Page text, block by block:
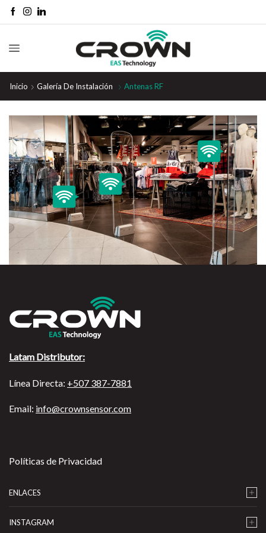
Inicio Galería De Instalación Antenas RF
Latam Distributor:
Línea Directa: +507 387-7881
Email: info@crownsensor.com
Políticas de Privacidad
ENLACES
INSTAGRAM